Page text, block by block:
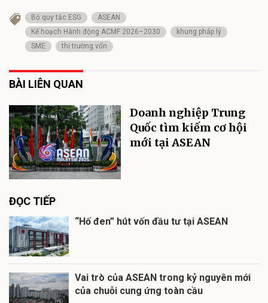
Bộ quy tắc ESG
ASEAN
Kế hoạch Hành động ACMF 2026–2030
khung pháp lý
SME
thị trường vốn
BÀI LIÊN QUAN
Doanh nghiệp Trung
Quốc tìm kiếm cơ hội
mới tại ASEAN
ĐỌC TIẾP
“Hố đen” hút vốn đầu tư tại ASEAN
Vai trò của ASEAN trong kỷ nguyên mới
của chuỗi cung ứng toàn cầu